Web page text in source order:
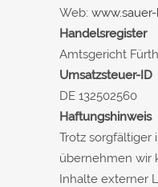
Web:
Handelsregister
Amtsgericht
Umsatzsteuer-ID
DE 132502560
Haftungshinweis
Trotz
übernehmen wir
Inhalte externer